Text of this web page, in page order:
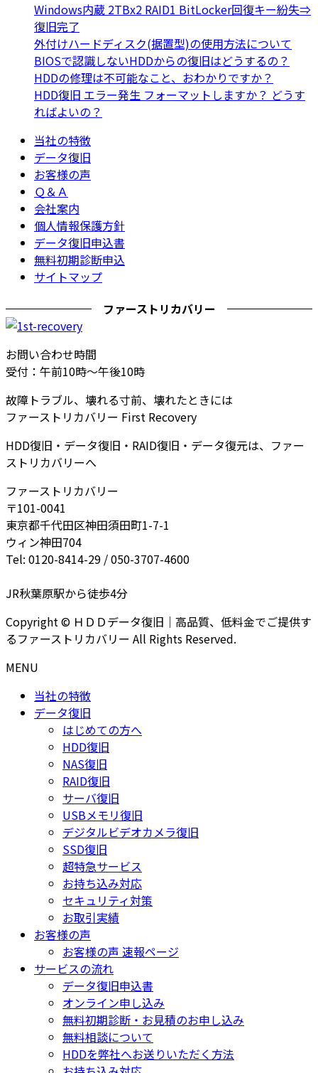
Windows内蔵 2TBx2 RAID1 BitLocker回復キー紛失⇒
復旧完了
外付けハードディスク(据置型)の使用方法について
BIOSで認識しないHDDからの復旧はどうするの？
HDDの修理は不可能なこと、おわかりですか？
HDD復旧 エラー発生 フォーマットしますか？ どうす
ればよいの？
当社の特徴
データ復旧
お客様の声
Ｑ＆Ａ
会社案内
個人情報保護方針
データ復旧申込書
無料初期診断申込
サイトマップ
ファーストリカバリー
お問い合わせ時間
受付：午前10時～午後10時
故障トラブル、壊れる寸前、壊れたときには
ファーストリカバリー First Recovery
HDD復旧・データ復旧・RAID復旧・データ復元は、ファー
ストリカバリーへ
ファーストリカバリー
〒101-0041
東京都千代田区神田須田町1-7-1
ウィン神田704
Tel: 0120-8414-29 / 050-3707-4600
JR秋葉原駅から徒歩4分
Copyright © ＨＤＤデータ復旧｜高品質、低料金でご提供す
るファーストリカバリー All Rights Reserved.
MENU
当社の特徴
データ復旧
はじめての方へ
HDD復旧
NAS復旧
RAID復旧
サーバ復旧
USBメモリ復旧
デジタルビデオカメラ復旧
SSD復旧
超特急サービス
お持ち込み対応
セキュリティ対策
お取引実績
お客様の声
お客様の声 速報ページ
サービスの流れ
データ復旧申込書
オンライン申し込み
無料初期診断・お見積のお申し込み
無料相談について
HDDを弊社へお送りいただく方法